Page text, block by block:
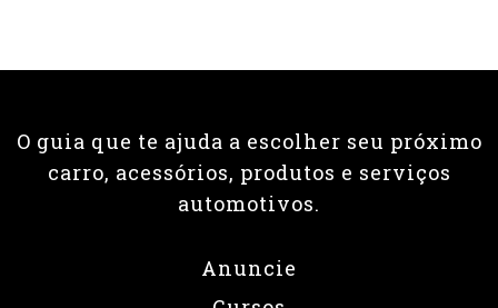
O guia que te ajuda a escolher seu próximo
carro, acessórios, produtos e serviços
automotivos.
Anuncie